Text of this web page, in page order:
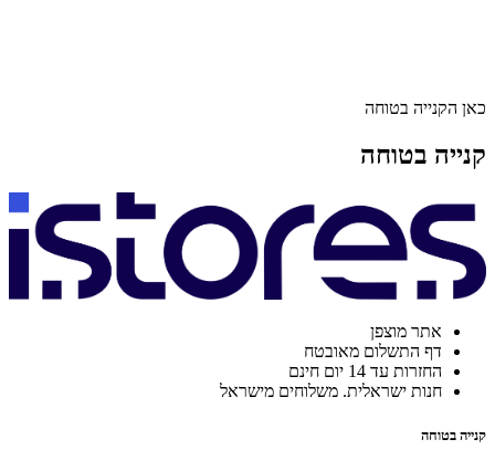
כאן הקנייה בטוחה
קנייה בטוחה
אתר מוצפן
דף התשלום מאובטח
החזרות עד 14 יום חינם
חנות ישראלית. משלוחים מישראל
קנייה בטוחה